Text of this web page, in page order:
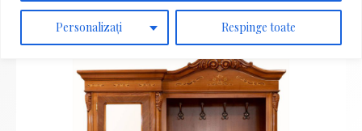
Personalizați Respinge toate